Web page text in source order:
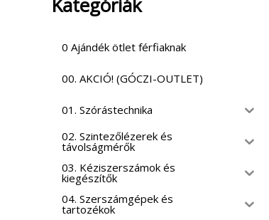
0 Ajándék ötlet férfiaknak
00. AKCIÓ! (GÓCZI-OUTLET)
01. Szórástechnika
02. Szintezőlézerek és
távolságmérők
03. Kéziszerszámok és
kiegészítők
04. Szerszámgépek és
tartozékok